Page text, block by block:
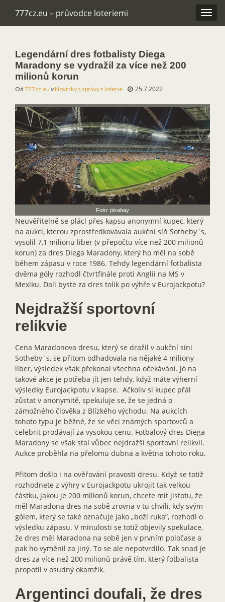
777cz.eu – průvodce loteriemi
Legendární dres fotbalisty Diega
Maradony se vydražil za více než 200
milionů korun
Od 777cz.eu vNovinky a zprávy z loterie 25.7.2022
Foto: pixabay
Neuvěřitelně se plácl přes kapsu anonymní kupec, který
na aukci, kterou zprostředkovávala aukční síň Sotheby´s,
vysolil 7,1 milionu liber (v přepočtu více než 200 milionů
korun) za dres Diega Maradony, který ho měl na sobě
během zápasu v roce 1986. Tehdy legendární fotbalista
dvěma góly rozhodl čtvrtfinále proti Anglii na MS v
Mexiku. Dali byste za dres tolik po výhře v Eurojackpotu?
Nejdražší sportovní
relikvie
Cena Maradonova dresu, který se dražil v aukční síni
Sotheby´s, se přitom odhadovala na nějaké 4 miliony
liber, výsledek však překonal všechna očekávání. Jó na
takové akce je potřeba jít jen tehdy, když máte výherní
výsledky Eurojackpotu v kapse. Ačkoliv si kupec přál
zůstat v anonymitě, spekuluje se, že se jedná o
zámožného člověka z Blízkého východu. Na aukcích
tohoto typu je běžné, že se věci známých sportovců a
celebrit prodávají za vysokou cenu. Fotbalový dres Diega
Maradony se však stal vůbec nejdražší sportovní relikvií.
Aukce proběhla na přelomu dubna a května tohoto roku.
Přitom došlo i na ověřování pravosti dresu. Když se totiž
rozhodnete z výhry v Eurojackpotu ukrojit tak velkou
částku, jakou je 200 milionů korun, chcete mít jistotu, že
měl Maradona dres na sobě zrovna v tu chvíli, kdy svým
gólem, který se také označuje jako „boží ruka”, rozhodl o
výsledku zápasu. V minulosti se totiž objevily spekulace,
že dres měl Maradona na sobě jen v prvním poločase a
pak ho vyměnil za jiný. To se ale nepotvrdilo. Tak snad je
dres za více než 200 milionů právě tím, který fotbalista
propotil v osudný okamžik.
Argentinci doufali, že dres